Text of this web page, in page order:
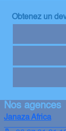
Obtenez un
Nos agences
Janaza Africa